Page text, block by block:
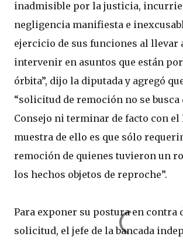
inadmisible por la justicia,
negligencia manifiesta e
ejercicio de sus funciones al llevar
intervenir en asuntos que están
órbita”, dijo la diputada y agregó
“solicitud de remoción no se
Consejo ni terminar de facto con
muestra de ello es que sólo
remoción de quienes tuvieron un
los hechos objetos de reproche”.
Para exponer su postura en contra
solicitud, el jefe de la bancada